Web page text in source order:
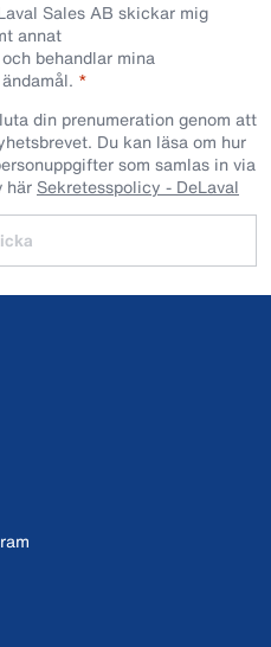
Sales AB skickar mig
annat
behandlar mina
din prenumeration genom att
Du kan läsa om hur
som samlas in via
här Sekretesspolicy - DeLaval